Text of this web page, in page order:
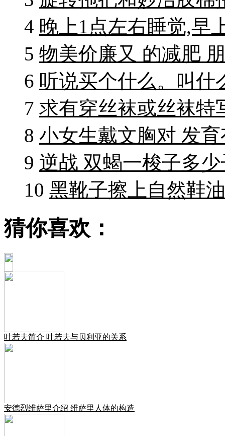
4 晚上1点左右睡觉,早
5 物美价廉又 的减肥
6 听说买个什么。叫什
7 求有穿丝袜或丝袜特
8 小女生戴文胸对 发
9 逆战 双蝎一梭子多
10 黑靴子擦上自然鞋
猜你喜欢：
叶若夫简介 叶若夫与贝利亚的关系
安德烈维萨里介绍 维萨里人体的构造